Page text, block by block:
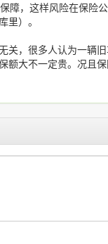
障，这样风险在保险
里）。
关，很多人认为一辆
额大不一定贵。况且